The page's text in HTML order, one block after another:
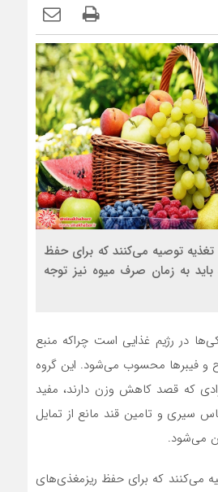
توصیه می‌کنند که برای حفظ
به زمان صرف میوه نیز توجه
در رژیم غذایی است چراکه منبع
و فیبر‌ها محسوب می‌شود. این گروه
که قصد کاهش وزن دارند، مفید
سیری و تامین قند مانع از تمایل
می‌شود.
می‌کنند که برای حفظ ریزمغذی‌های